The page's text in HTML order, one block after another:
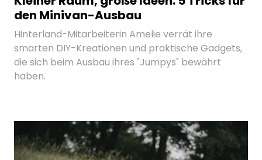
den Minivan-Ausbau
Hinterland-Mitarbeiterin Amelie verrät ihre
smarten DIY-Kreationen und praktische Gadgets,
die sich beim Ausbau ihres "Jumpys" bewährt
haben.